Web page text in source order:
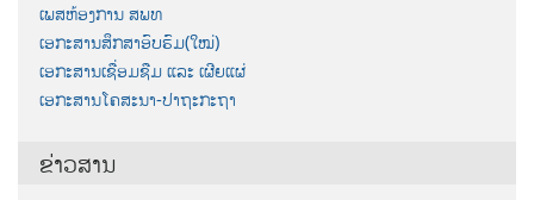
ເພສຫ້ອງການ ສພທ
ເອກະສານສຶກສາອົບຮົມ(ໃໝ່)
ເອກະສານເຊື່ອມຊືມ ແລະ ເຜີຍແຜ່
ເອກະສານໂຄສະນາ-ປາຖະກະຖາ
ຂ່າວສານ